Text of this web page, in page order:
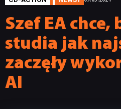
Szef EA chce,
studia jak
zaczęły
AI